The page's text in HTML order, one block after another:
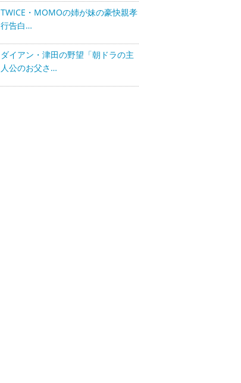
TWICE・MOMOの姉が妹の豪快親孝
行告白…
ダイアン・津田の野望「朝ドラの主
人公のお父さ…